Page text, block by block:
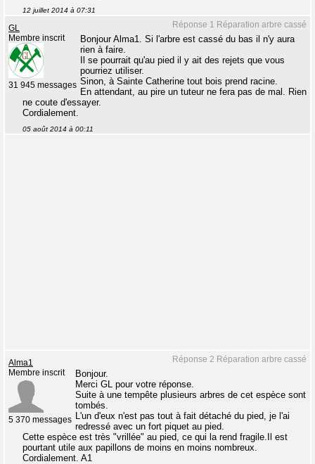
12 juillet 2014 à 07:31
Réponse 1 Réparation arbre cassé
GL
Membre inscrit
31 945 messages
Bonjour Alma1. Si l'arbre est cassé du bas il n'y aura
rien à faire.
Il se pourrait qu'au pied il y ait des rejets que vous
pourriez utiliser.
Sinon, à Sainte Catherine tout bois prend racine.
En attendant, au pire un tuteur ne fera pas de mal. Rien
ne coute d'essayer.
Cordialement.
05 août 2014 à 00:11
Réponse 2 Réparation arbre cassé
Alma1
Membre inscrit
5 370 messages
Bonjour.
Merci GL pour votre réponse.
Suite à une tempête plusieurs arbres de cet espèce sont
tombés.
L'un d'eux n'est pas tout à fait détaché du pied, je l'ai
redressé avec un fort piquet au pied.
Cette espèce est très "vrillée" au pied, ce qui la rend fragile.Il est
pourtant utile aux papillons de moins en moins nombreux.
Cordialement. A1